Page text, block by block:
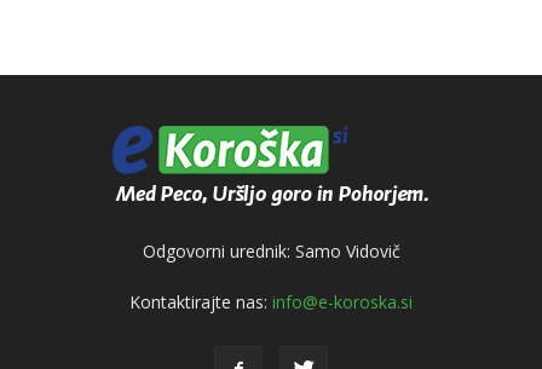
Odgovorni urednik: Samo Vidovič
Kontaktirajte nas: info@e-koroska.si